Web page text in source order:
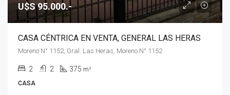
U$S 95.000.-
CASA CÉNTRICA EN VENTA, GENERAL LAS HERAS
Moreno N° 1152, Gral. Las Heras, Moreno N° 1152
2 2 375 m²
CASA